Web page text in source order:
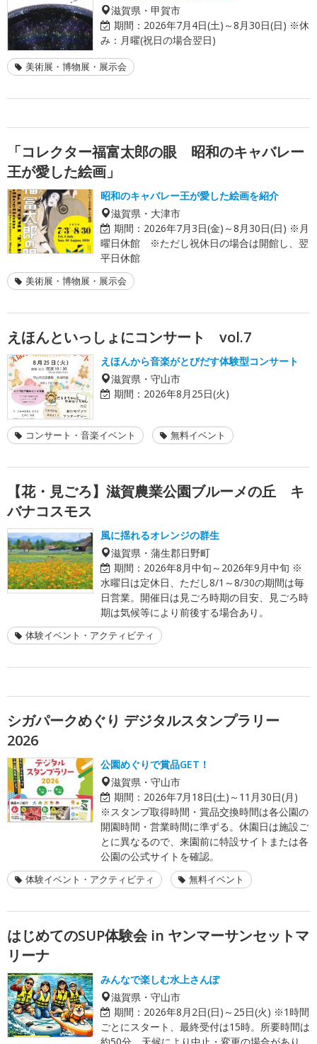
滋賀県・甲賀市
期間： 2026年7月4日(土)～8月30日(日) ※休
み：月曜(祝日の場合翌日)
美術展・博物展・展示会
「コレクター福富太郎の眼 昭和のキャバレー
王が愛した絵画」
昭和のキャバレー王が愛した絵画を紹介
滋賀県・大津市
期間： 2026年7月3日(金)～8月30日(日) ※月
曜日休館 ※ただし祝休日の場合は開館し、翌
平日休館
美術展・博物展・展示会
えほんといっしょにコンサート vol.7
えほんから音楽がとびだす体験型コンサート
滋賀県・守山市
期間： 2026年8月25日(火)
コンサート・音楽イベント 無料イベント
【花・見ごろ】滋賀農業公園ブルーメの丘 キ
バナコスモス
風に揺れるオレンジの群生
滋賀県・蒲生郡日野町
期間： 2026年8月中旬～2026年9月中旬 ※
水曜日は定休日、ただし8/1～8/30の期間は毎
日営業。開催日は見ごろ時期の目安、見ごろ時
期は気候等により前後する場合あり。
体験イベント・アクティビティ
シガパークめぐり デジタルスタンプラリー
2026
公園めぐりで賞品GET！
滋賀県・守山市
期間： 2026年7月18日(土)～11月30日(月)
※スタンプ取得時間・賞品交換時間は各公園の
開園時間・営業時間に準ずる。休園日は施設ご
とに異なるので、来園前に特設サイトまたは各
公園の公式サイトを確認。
体験イベント・アクティビティ 無料イベント
はじめてのSUP体験会 in ヤンマーサンセットマ
リーナ
みんなで楽しむ水上さんぽ
滋賀県・守山市
期間： 2026年8月2日(日)～25日(火) ※1時間
ごとにスタート、最終受付は15時。所要時間は
約50分。天候により中止・変更の場合があり。